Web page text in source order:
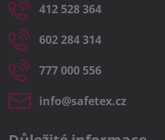
412 528 364
602 284 314
777 000 556
info​@safetex​.cz